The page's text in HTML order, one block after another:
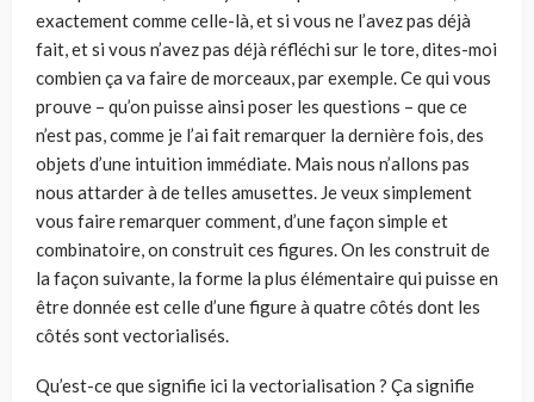
exactement comme celle-là, et si vous ne l’avez pas déjà
fait, et si vous n’avez pas déjà réfléchi sur le tore, dites-moi
com­bien ça va faire de morceaux, par exemple. Ce qui vous
prouve – qu’on puisse ainsi poser les questions – que ce
n’est pas, comme je l’ai fait remarquer la der­nière fois, des
objets d’une intuition immédiate. Mais nous n’allons pas
nous attarder à de telles amusettes. Je veux simplement
vous faire remarquer com­ment, d’une façon simple et
combinatoire, on construit ces figures. On les construit de
la façon suivante, la forme la plus élémentaire qui puisse en
être donnée est celle d’une figure à quatre côtés dont les
côtés sont vectorialisés.
Qu’est-ce que signifie ici la vectorialisation ? Ça signifie